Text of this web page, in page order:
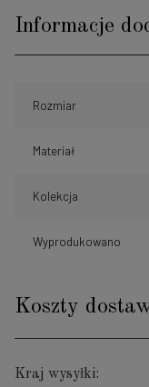
Informacje
Rozmiar
Materiał
Kolekcja
Wyprodukowano
Koszty
Cena nie zawiera
Kraj wysyłki: